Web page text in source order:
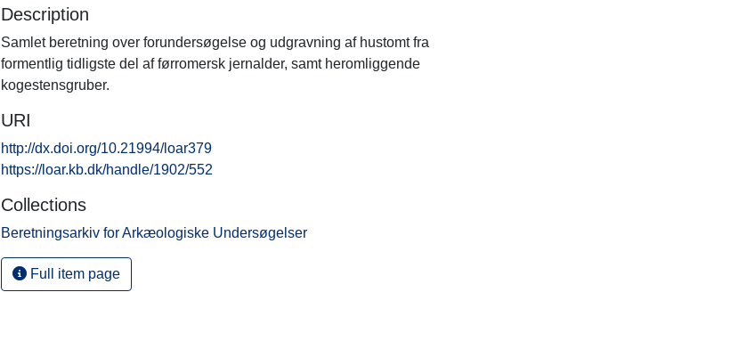
Description
Samlet beretning over forundersøgelse og udgravning af hustomt fra
formentlig tidligste del af førromersk jernalder, samt heromliggende
kogestensgruber.
URI
http://dx.doi.org/10.21994/loar379
https://loar.kb.dk/handle/1902/552
Collections
Beretningsarkiv for Arkæologiske Undersøgelser
Full item page